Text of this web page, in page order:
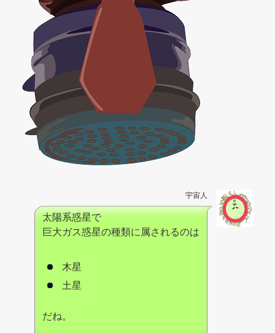
宇宙人
太陽系惑星で
巨大ガス惑星の種類に属されるのは
木星
土星
だね。